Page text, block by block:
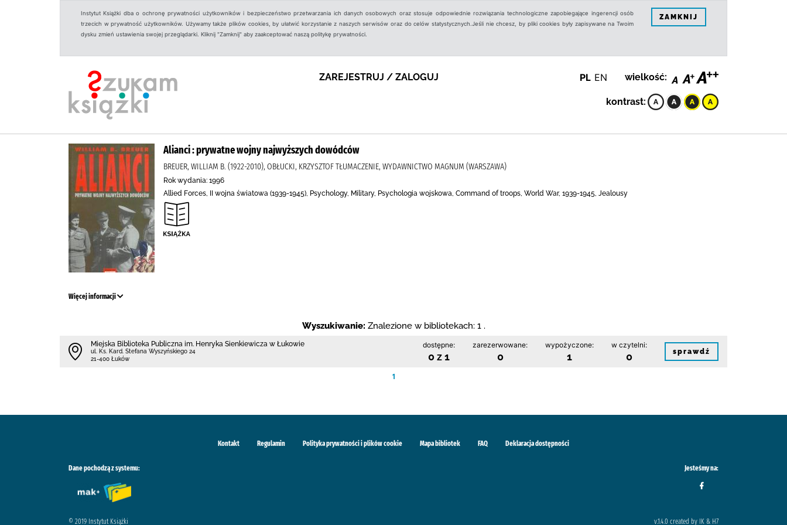
Instytut Książki dba o ochronę prywatności użytkowników i bezpieczeństwo przetwarzania ich danych osobowych oraz stosuje odpowiednie rozwiązania technologiczne zapobiegające ingerencji osób
trzecich w prywatność użytkowników. Używamy także plików cookies, by ułatwić korzystanie z naszych serwisów oraz do celów statystycznych.Jeśli nie chcesz, by pliki cookies były zapisywane na Twoim
dysku zmień ustawienia swojej przeglądarki. Kliknij "Zamknij" aby zaakceptować naszą politykę prywatności.
ZAMKNIJ
ZAREJESTRUJ / ZALOGUJ PL EN wielkość:
kontrast:
Alianci : prywatne wojny najwyższych dowódców
BREUER, WILLIAM B. (1922-2010), OBŁUCKI, KRZYSZTOF TŁUMACZENIE, WYDAWNICTWO MAGNUM (WARSZAWA)
Rok wydania: 1996
Allied Forces, II wojna światowa (1939-1945), Psychology, Military, Psychologia wojskowa, Command of troops, World War, 1939-1945, Jealousy
Więcej informacji
Wyszukiwanie: Znalezione w bibliotekach: 1 .
Miejska Biblioteka Publiczna im. Henryka Sienkiewicza w Łukowie
ul. Ks. Kard. Stefana Wyszyńskiego 24
21-400 Łuków
dostępne:
0 z 1
zarezerwowane:
0
wypożyczone:
1
w czytelni:
0 sprawdź
1
Kontakt Regulamin Polityka prywatności i plików cookie Mapa bibliotek FAQ Deklaracja dostępności
Dane pochodzą z systemu: Jesteśmy na:
© 2019 Instytut Książki v.1.4.0 created by IK & H7